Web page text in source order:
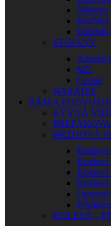
Nálepky
Hrnčeky
STOJANY
MX
Cestné
NÁRADIE
RÁM A
KYVNÁ
BRZDOVÁ
Brzdové
Brzdové
Brzdové
KOLESÁ –